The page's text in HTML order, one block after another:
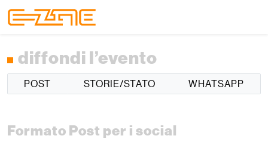
diffondi l’evento
POST STORIE/STATO WHATSAPP
Formato Post per i social